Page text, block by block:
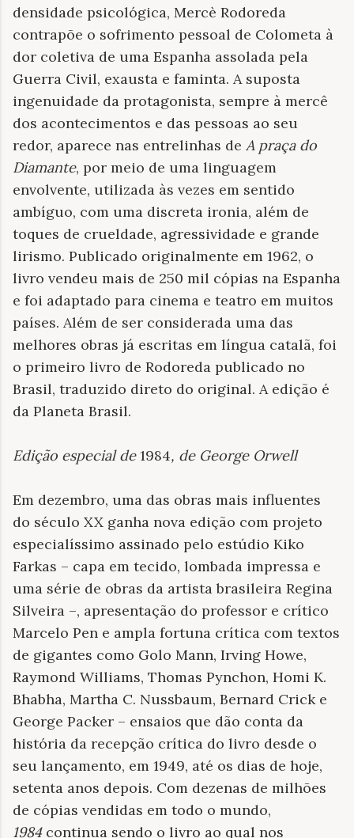
densidade psicológica, Mercè Rodoreda
contrapõe o sofrimento pessoal de Colometa à
dor coletiva de uma Espanha assolada pela
Guerra Civil, exausta e faminta. A suposta
ingenuidade da protagonista, sempre à mercê
dos acontecimentos e das pessoas ao seu
redor, aparece nas entrelinhas de A praça do
Diamante, por meio de uma linguagem
envolvente, utilizada às vezes em sentido
ambíguo, com uma discreta ironia, além de
toques de crueldade, agressividade e grande
lirismo. Publicado originalmente em 1962, o
livro vendeu mais de 250 mil cópias na Espanha
e foi adaptado para cinema e teatro em muitos
países. Além de ser considerada uma das
melhores obras já escritas em língua catalã, foi
o primeiro livro de Rodoreda publicado no
Brasil, traduzido direto do original. A edição é
da Planeta Brasil.
Edição especial de1984, de George Orwell
Em dezembro, uma das obras mais influentes
do século XX ganha nova edição com projeto
especialíssimo assinado pelo estúdio Kiko
Farkas – capa em tecido, lombada impressa e
uma série de obras da artista brasileira Regina
Silveira –, apresentação do professor e crítico
Marcelo Pen e ampla fortuna crítica com textos
de gigantes como Golo Mann, Irving Howe,
Raymond Williams, Thomas Pynchon, Homi K.
Bhabha, Martha C. Nussbaum, Bernard Crick e
George Packer – ensaios que dão conta da
história da recepção crítica do livro desde o
seu lançamento, em 1949, até os dias de hoje,
setenta anos depois. Com dezenas de milhões
de cópias vendidas em todo o mundo,
1984continua sendo o livro ao qual nos